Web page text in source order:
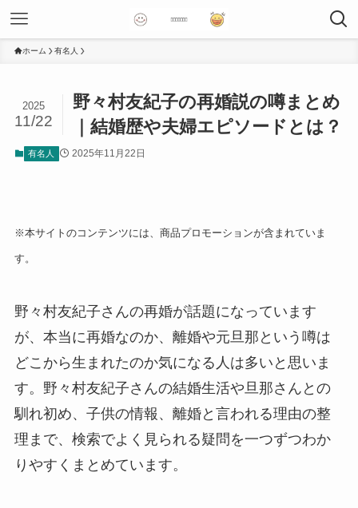
ホーム 有名人
野々村友紀子の再婚説の噂まとめ
｜結婚歴や夫婦エピソードとは？
2025
11/22
有名人 2025年11月22日
※本サイトのコンテンツには、商品プロモーションが含まれていま
す。
野々村友紀子さんの再婚が話題になっています
が、本当に再婚なのか、離婚や元旦那という噂は
どこから生まれたのか気になる人は多いと思いま
す。野々村友紀子さんの結婚生活や旦那さんとの
馴れ初め、子供の情報、離婚と言われる理由の整
理まで、検索でよく見られる疑問を一つずつわか
りやすくまとめています。